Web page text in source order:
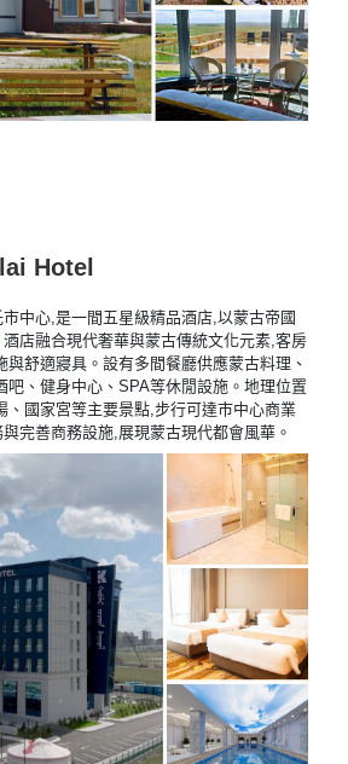
Hotel
中心,是一間五星級精品酒店,以蒙古帝國
店融合現代奢華與蒙古傳統文化元素,客房
與舒適寢具。 設有多間餐廳供應蒙古料理、
吧、健身中心、SPA等休閒設施。地理位置
、國家宮等主要景點,步行可達市中心商業
完善商務設施,展現蒙古現代都會風華。